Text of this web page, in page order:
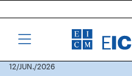
12/JUN./2026